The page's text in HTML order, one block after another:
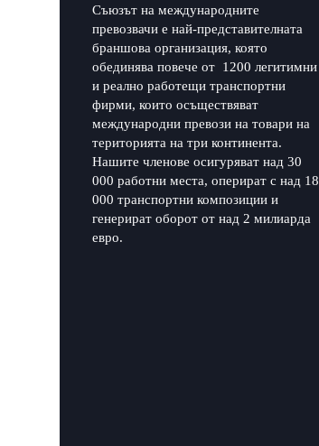
Съюзът на международните
превозвачи е най-представителната
браншова организация, която
обединява повече от 1200 легитимни
и реално работещи транспортни
фирми, които осъществяват
международни превози на товари на
територията на три континента.
Нашите членове осигуряват над 30
000 работни места, оперират с над 18
000 транспортни композиции и
генерират оборот от над 2 милиарда
евро.